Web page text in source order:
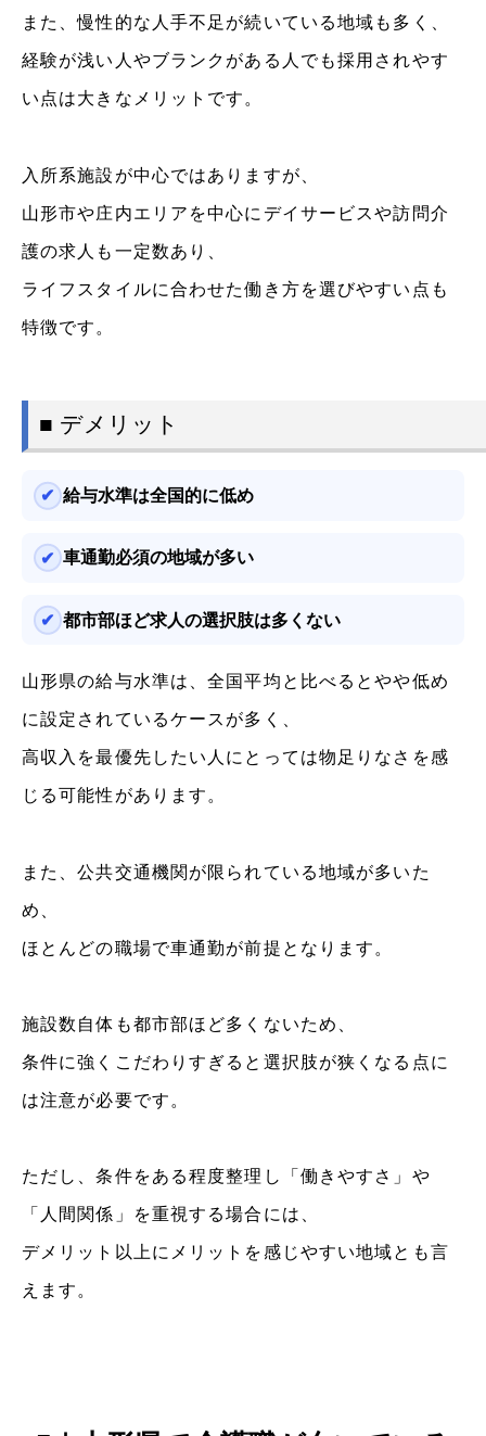
また、慢性的な人手不足が続いている地域も多く、
経験が浅い人やブランクがある人でも採用されやす
い点は大きなメリットです。
入所系施設が中心ではありますが、
山形市や庄内エリアを中心にデイサービスや訪問介
護の求人も一定数あり、
ライフスタイルに合わせた働き方を選びやすい点も
特徴です。
■ デメリット
給与水準は全国的に低め
車通勤必須の地域が多い
都市部ほど求人の選択肢は多くない
山形県の給与水準は、全国平均と比べるとやや低め
に設定されているケースが多く、
高収入を最優先したい人にとっては物足りなさを感
じる可能性があります。
また、公共交通機関が限られている地域が多いた
め、
ほとんどの職場で車通勤が前提となります。
施設数自体も都市部ほど多くないため、
条件に強くこだわりすぎると選択肢が狭くなる点に
は注意が必要です。
ただし、条件をある程度整理し「働きやすさ」や
「人間関係」を重視する場合には、
デメリット以上にメリットを感じやすい地域とも言
えます。